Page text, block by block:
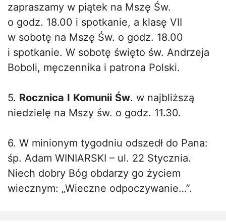
zapraszamy w piątek na Mszę Św.
o godz. 18.00 i spotkanie, a klasę VII
w sobotę na Mszę Św. o godz. 18.00
i spotkanie. W sobotę święto św. Andrzeja
Boboli, męczennika i patrona Polski.
5. Rocznica I Komunii Św. w najbliższą
niedzielę na Mszy św. o godz. 11.30.
6. W minionym tygodniu odszedł do Pana:
śp. Adam WINIARSKI – ul. 22 Stycznia.
Niech dobry Bóg obdarzy go życiem
wiecznym: „Wieczne odpoczywanie…”.